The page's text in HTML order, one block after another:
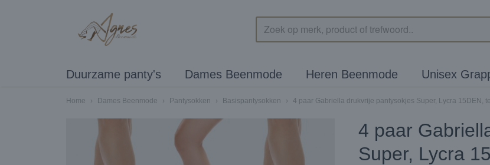
Duurzame panty's Dames Beenmode Heren Beenmode Unisex
Home › Dames Beenmode › Pantysokken › Basispantysokken › 4 paar Gabriella drukvrije pantysokjes Super, Lycra 15DEN,
4 paar
Super, Lycra